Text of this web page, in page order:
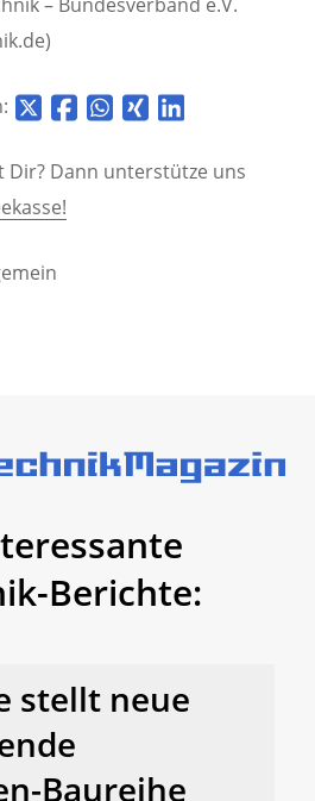
Dir? Dann unterstütze uns
Berichte:
stellt neue
Baureihe